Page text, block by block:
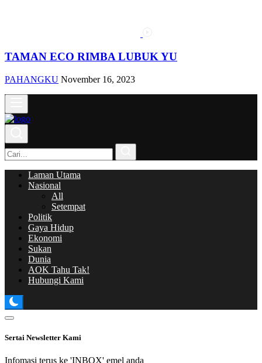
TAMAN ECO RIMBA LUBUK YU
PAHANGKU November 16, 2023
Laman Utama
Nasional
All
Setempat
Politik
Gaya Hidup
Ekonomi
Sukan
Dunia
AOK Tahu Tak!
Hubungi Kami
Sertai Newsletter Kami
Infomasi terus ke 'INBOX' emel anda